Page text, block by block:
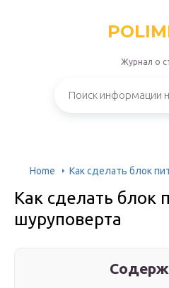
Журнал о
Home Как сделать блок
Как сделать блок
шуруповерта